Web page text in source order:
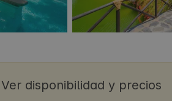
Ver disponibilidad y precios